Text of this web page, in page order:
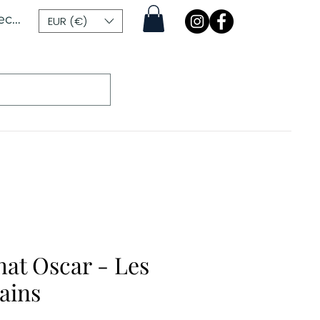
EUR (€)
Oscar - Les